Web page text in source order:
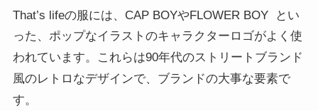
That’s lifeの服には、CAP BOYやFLOWER BOY
とい
った、ポップなイラストのキャラクターロゴがよく使
われています。これらは90年代のストリートブランド
風のレトロなデザインで、ブランドの大事な要素で
す。